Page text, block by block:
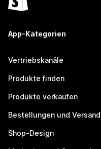
App-Kategorien
Vertriebskanäle
Produkte finden
Produkte verkaufen
Bestellungen und Versand
Shop-Design